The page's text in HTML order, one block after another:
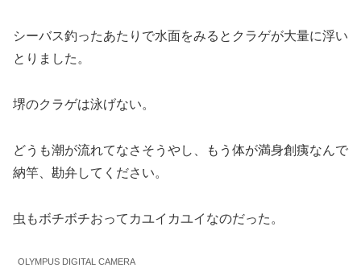
シーバス釣ったあたりで水面をみるとクラゲが大量に浮い
とりました。
堺のクラゲは泳げない。
どうも潮が流れてなさそうやし、もう体が満身創痍なんで
納竿、勘弁してください。
虫もボチボチおってカユイカユイなのだった。
OLYMPUS DIGITAL CAMERA